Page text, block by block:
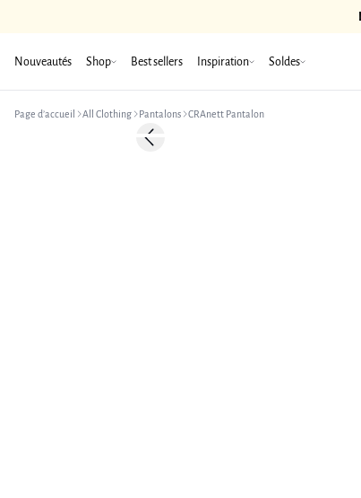
Nouveautés Shop Best sellers Inspiration Soldes
Page d’accueil All Clothing Pantalons CRAnett Pantalon
Previous slide